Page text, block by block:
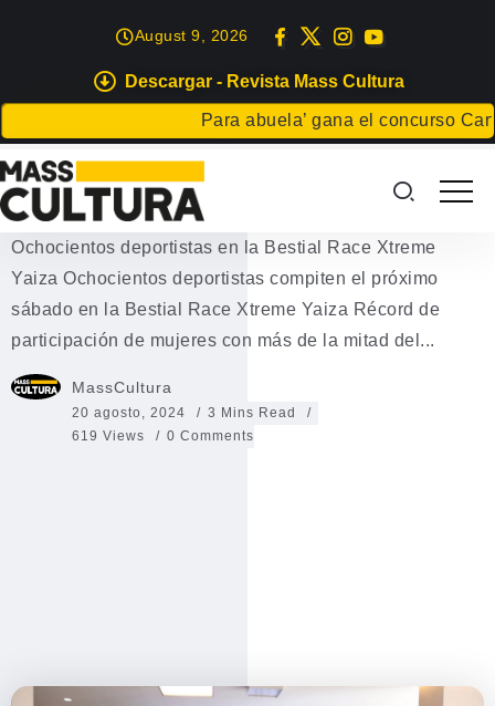
Descargar - Revista Mass Cultura
Para abuela’ gana el concurso Carta
August 9, 2026
DEPORTES
Ochocientos deportistas en la
Bestial Race Xtreme Yaiza
Ochocientos deportistas en la Bestial Race Xtreme
Yaiza Ochocientos deportistas compiten el próximo
sábado en la Bestial Race Xtreme Yaiza Récord de
participación de mujeres con más de la mitad del...
MassCultura
20 agosto, 2024
3 Mins Read
619 Views
0 Comments